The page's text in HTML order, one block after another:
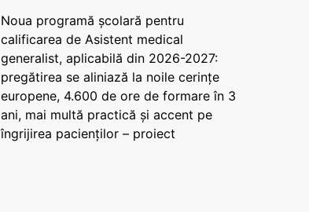
Noua programă școlară pentru
calificarea de Asistent medical
generalist, aplicabilă din 2026-2027:
pregătirea se aliniază la noile cerințe
europene, 4.600 de ore de formare în 3
ani, mai multă practică și accent pe
îngrijirea pacienților – proiect